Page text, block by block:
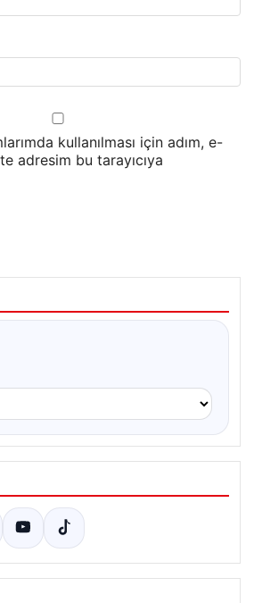
kullanılması için adım, e-
adresim bu tarayıcıya